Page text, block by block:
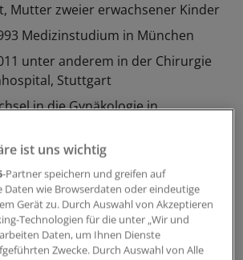
Mutter zweier erwachsener Kinder
Medizinstudium in München
unter anderem in der Chirurgie
Stuttgart
in die Gynäkologie in
als Frauenärztin mit
in Ulm
war, erkrankte eine Tante an
ist uns wichtig
-Partner speichern und greifen auf
Daten wie Browserdaten oder eindeutige
Gerät zu. Durch Auswahl von Akzeptieren
Technologien für die unter „Wir und
Daten, um Ihnen Dienste
Zwecke. Durch Auswahl von Alle